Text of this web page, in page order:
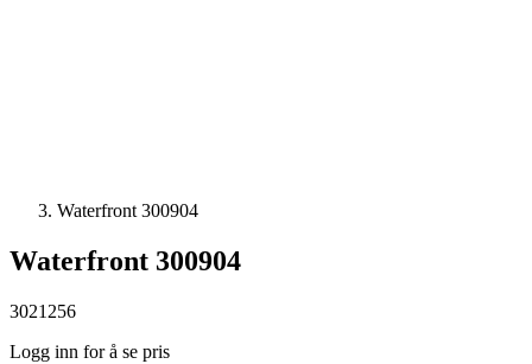
Waterfront 300904
Waterfront 300904
3021256
Logg inn for å se pris